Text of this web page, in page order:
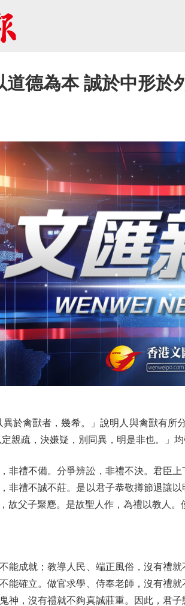
道德為本 誠於中形於
禽獸者，幾希。」說明人與禽獸有所
定親疏，決嫌疑，別同異，明是非也。」
禮不備。分爭辨訟，非禮不決。君臣上
非禮不誠不莊。是以君子恭敬撙節退讓
故父子聚麀。是故聖人作，為禮以教人。
成就；教導人民、端正風俗，沒有禮就
能確立。做官求學、侍奉老師，沒有禮
神，沒有禮就不夠真誠莊重。因此，君